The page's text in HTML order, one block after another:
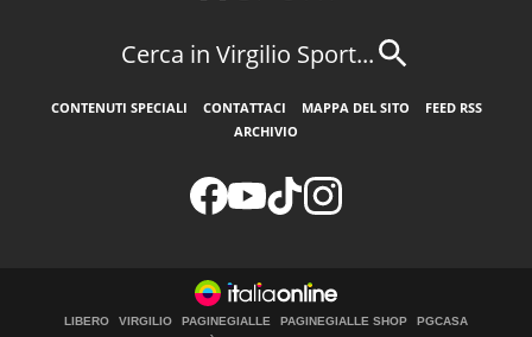
Cerca in Virgilio Sport...
CONTENUTI SPECIALI CONTATTACI MAPPA DEL SITO
FEED RSS
ARCHIVIO
LIBERO VIRGILIO PAGINEGIALLE PAGINEGIALLE SHOP
PGCASA